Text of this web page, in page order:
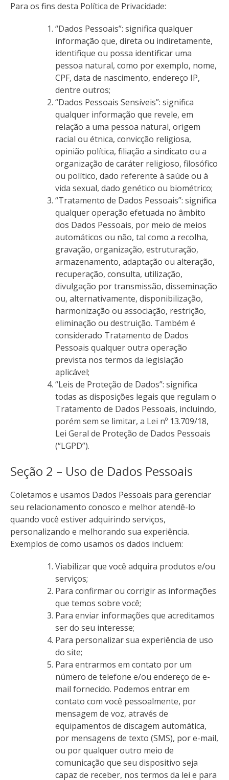
Para os fins desta Política de Privacidade:
“Dados Pessoais”: significa qualquer
informação que, direta ou indiretamente,
identifique ou possa identificar uma
pessoa natural, como por exemplo, nome,
CPF, data de nascimento, endereço IP,
dentre outros;
“Dados Pessoais Sensíveis”: significa
qualquer informação que revele, em
relação a uma pessoa natural, origem
racial ou étnica, convicção religiosa,
opinião política, filiação a sindicato ou a
organização de caráter religioso, filosófico
ou político, dado referente à saúde ou à
vida sexual, dado genético ou biométrico;
“Tratamento de Dados Pessoais”: significa
qualquer operação efetuada no âmbito
dos Dados Pessoais, por meio de meios
automáticos ou não, tal como a recolha,
gravação, organização, estruturação,
armazenamento, adaptação ou alteração,
recuperação, consulta, utilização,
divulgação por transmissão, disseminação
ou, alternativamente, disponibilização,
harmonização ou associação, restrição,
eliminação ou destruição. Também é
considerado Tratamento de Dados
Pessoais qualquer outra operação
prevista nos termos da legislação
aplicável;
“Leis de Proteção de Dados”: significa
todas as disposições legais que regulam o
Tratamento de Dados Pessoais, incluindo,
porém sem se limitar, a Lei nº 13.709/18,
Lei Geral de Proteção de Dados Pessoais
(“LGPD”).
Seção 2 – Uso de Dados Pessoais
Coletamos e usamos Dados Pessoais para gerenciar
seu relacionamento conosco e melhor atendê-lo
quando você estiver adquirindo serviços,
personalizando e melhorando sua experiência.
Exemplos de como usamos os dados incluem:
Viabilizar que você adquira produtos e/ou
serviços;
Para confirmar ou corrigir as informações
que temos sobre você;
Para enviar informações que acreditamos
ser do seu interesse;
Para personalizar sua experiência de uso
do site;
Para entrarmos em contato por um
número de telefone e/ou endereço de e-
mail fornecido. Podemos entrar em
contato com você pessoalmente, por
mensagem de voz, através de
equipamentos de discagem automática,
por mensagens de texto (SMS), por e-mail,
ou por qualquer outro meio de
comunicação que seu dispositivo seja
capaz de receber, nos termos da lei e para